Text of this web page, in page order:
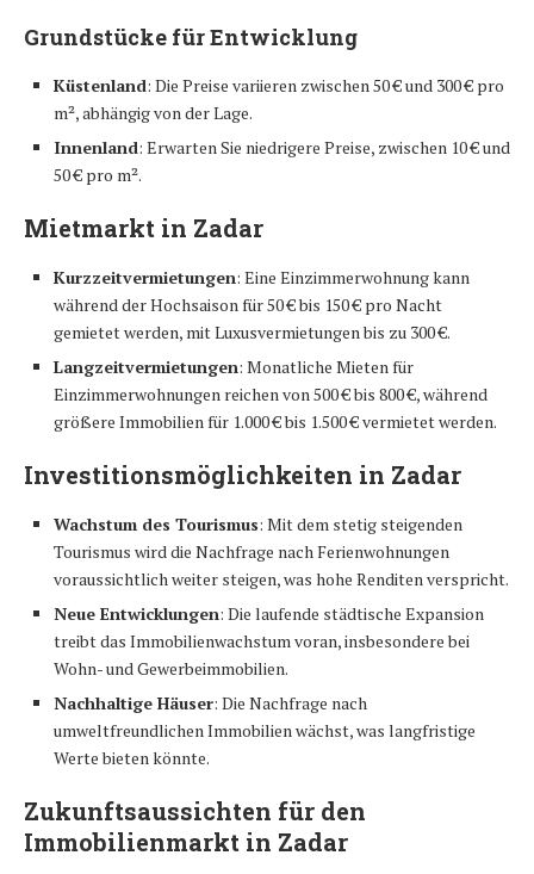
Grundstücke für Entwicklung
Küstenland: Die Preise variieren zwischen 50 € und 300 € pro
m², abhängig von der Lage.
Innenland: Erwarten Sie niedrigere Preise, zwischen 10 € und
50 € pro m².
Mietmarkt in Zadar
Kurzzeitvermietungen: Eine Einzimmerwohnung kann
während der Hochsaison für 50 € bis 150 € pro Nacht
gemietet werden, mit Luxusvermietungen bis zu 300 €.
Langzeitvermietungen: Monatliche Mieten für
Einzimmerwohnungen reichen von 500 € bis 800 €, während
größere Immobilien für 1.000 € bis 1.500 € vermietet werden.
Investitionsmöglichkeiten in Zadar
Wachstum des Tourismus: Mit dem stetig steigenden
Tourismus wird die Nachfrage nach Ferienwohnungen
voraussichtlich weiter steigen, was hohe Renditen verspricht.
Neue Entwicklungen: Die laufende städtische Expansion
treibt das Immobilienwachstum voran, insbesondere bei
Wohn- und Gewerbeimmobilien.
Nachhaltige Häuser: Die Nachfrage nach
umweltfreundlichen Immobilien wächst, was langfristige
Werte bieten könnte.
Zukunftsaussichten für den
Immobilienmarkt in Zadar